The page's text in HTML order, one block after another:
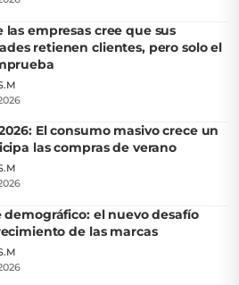
las empresas cree que sus
retienen clientes, pero solo el
El consumo masivo crece un
las compras de verano
demográfico: el nuevo desafío
de las marcas